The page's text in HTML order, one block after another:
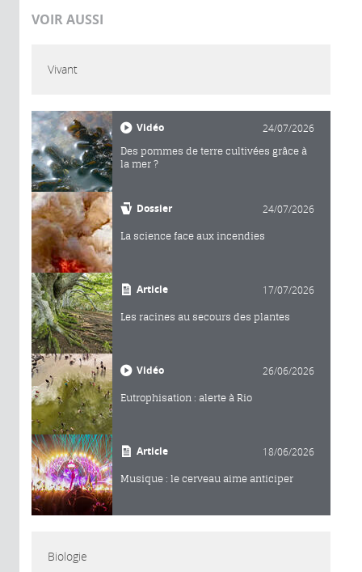
VOIR AUSSI
Vivant
Vidéo 24/07/2026
Des pommes de terre cultivées grâce à
la mer ?
Dossier 24/07/2026
La science face aux incendies
Article 17/07/2026
Les racines au secours des plantes
Vidéo 26/06/2026
Eutrophisation : alerte à Rio
Article 18/06/2026
Musique : le cerveau aime anticiper
Biologie